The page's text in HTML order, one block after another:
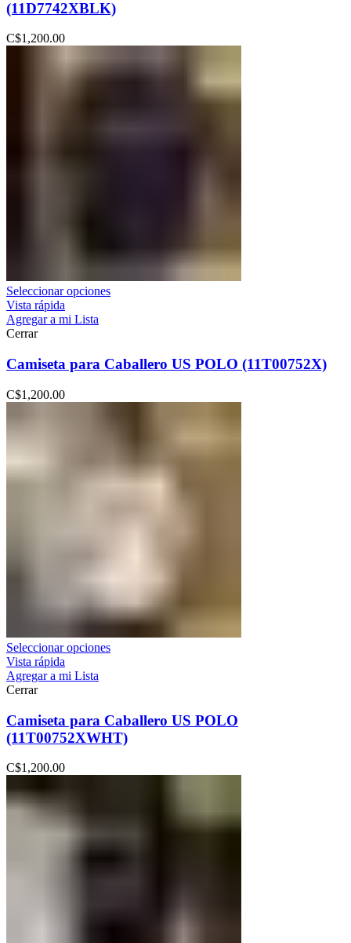
(11D7742XBLK)
C$1,200.00
Seleccionar opciones
Vista rápida
Agregar a mi Lista
Cerrar
Camiseta para Caballero US POLO (11T00752X)
C$1,200.00
Seleccionar opciones
Vista rápida
Agregar a mi Lista
Cerrar
Camiseta para Caballero US POLO
(11T00752XWHT)
C$1,200.00